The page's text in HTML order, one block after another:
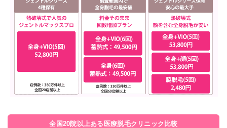
全国20院以上ある医療脱毛クリニック比較